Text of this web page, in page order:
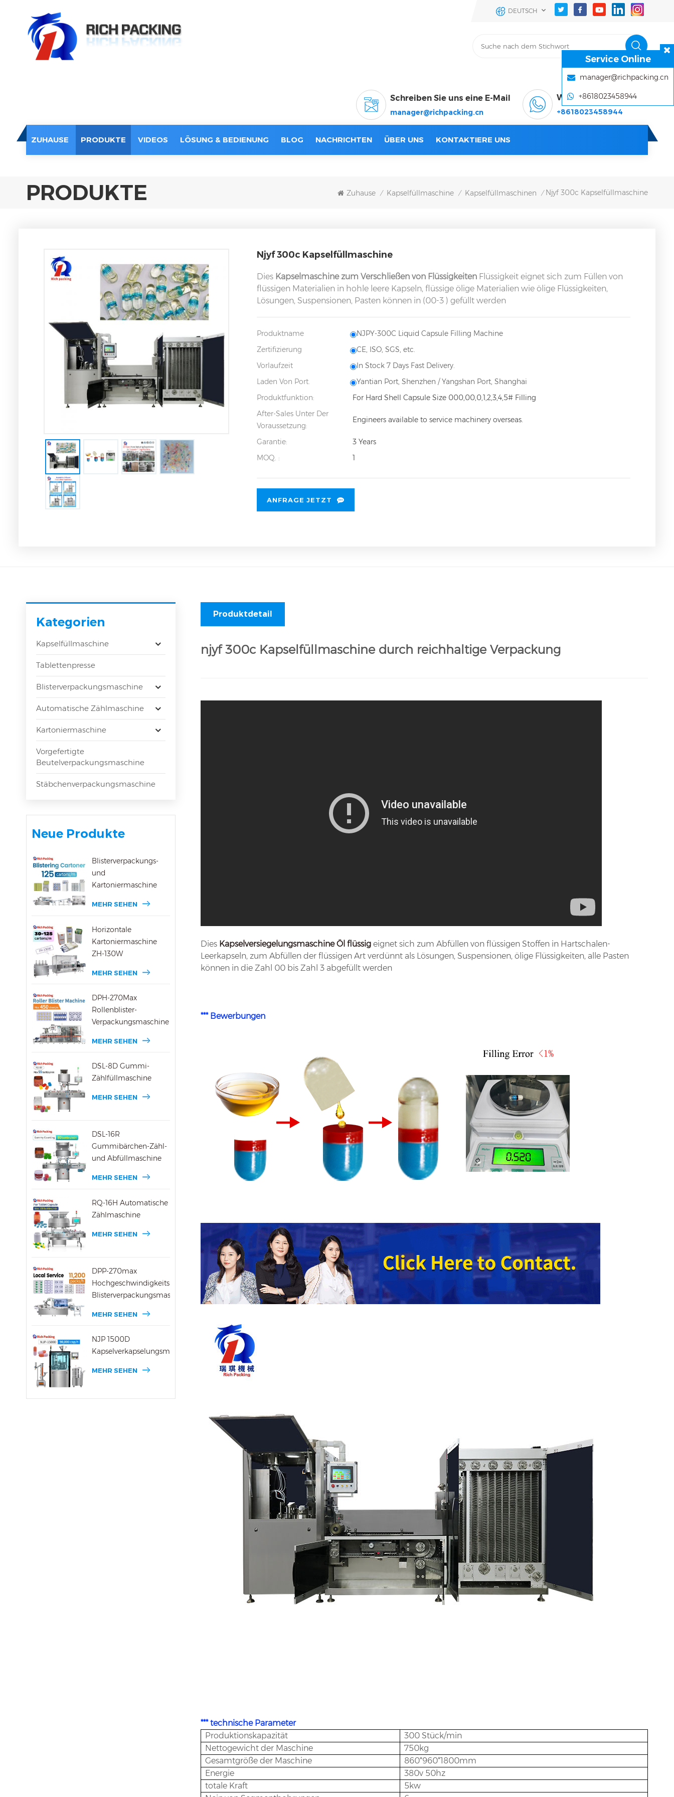
DEUTSCH
Schreiben Sie uns eine E-Mail
manager@richpacking.cn
WhatsApp & Wechat
+8618023458944
ZUHAUSE PRODUKTE VIDEOS LÖSUNG & BEDIENUNG BLOG NACHRICHTEN ÜBER UNS KONTAKTIERE UNS
PRODUKTE Zuhause / Kapselfüllmaschine / Kapselfüllmaschinen / Njyf 300c Kapselfüllmaschine
Njyf 300c Kapselfüllmaschine
Dies Kapselmaschine zum Verschließen von Flüssigkeiten Flüssigkeit eignet sich zum Füllen von
flüssigen Materialien in hohle leere Kapseln, flüssige ölige Materialien wie ölige Flüssigkeiten,
Lösungen, Suspensionen, Pasten können in (00-3 ) gefüllt werden
Produktname
NJPY-300C Liquid Capsule Filling Machine
Zertifizierung
CE, ISO, SGS, etc.
Vorlaufzeit
In Stock 7 Days Fast Delivery.
Laden Von Port.
Yantian Port, Shenzhen / Yangshan Port, Shanghai
Produktfunktion:
For Hard Shell Capsule Size 000,00,0,1,2,3,4,5# Filling
After-Sales Unter Der
Voraussetzung:
Engineers available to service machinery overseas.
Garantie:
3 Years
MOQ. :
1
ANFRAGE JETZT
Kategorien
Kapselfüllmaschine
Tablettenpresse
Blisterverpackungsmaschine
Automatische Zählmaschine
Kartoniermaschine
Vorgefertigte
Beutelverpackungsmaschine
Stäbchenverpackungsmaschine
Neue Produkte
Blisterverpackungs-
und
Kartoniermaschine
MEHR SEHEN
Horizontale
Kartoniermaschine
ZH-130W
MEHR SEHEN
DPH-270Max
Rollenblister-
Verpackungsmaschine
MEHR SEHEN
DSL-8D Gummi-
Zählfüllmaschine
MEHR SEHEN
DSL-16R
Gummibärchen-Zähl-
und Abfüllmaschine
MEHR SEHEN
RQ-16H Automatische
Zählmaschine
MEHR SEHEN
DPP-270max
Hochgeschwindigkeits-
Blisterverpackungsmaschine
MEHR SEHEN
NJP 1500D
Kapselverkapselungsmaschine
MEHR SEHEN
Produktdetail
njyf 300c Kapselfüllmaschine durch reichhaltige Verpackung
DiesKapselversiegelungsmaschine Öl flüssigeignet sich zum Abfüllen von flüssigen Stoffen in Hartschalen-
Leerkapseln, zum Abfüllen der flüssigen Art verdünnt als Lösungen, Suspensionen, ölige Flüssigkeiten, alle Pasten
können in die Zahl 00 bis Zahl 3 abgefüllt werden
*** Bewerbungen
*** technische Parameter
Produktionskapazität
300 Stück/min
Nettogewicht der Maschine
750kg
Gesamtgröße der Maschine
860*960*1800mm
Energie
380v 50hz
totale Kraft
5kw
Service Online
manager@richpacking.cn
+8618023458944